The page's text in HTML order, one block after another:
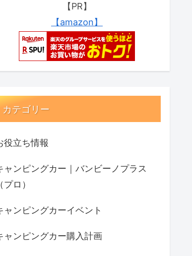
【PR】
【amazon】
カテゴリー
役立ち情報
ャンピングカー｜バンビーノプラス
（プロ）
ャンピングカーイベント
ャンピングカー購入計画